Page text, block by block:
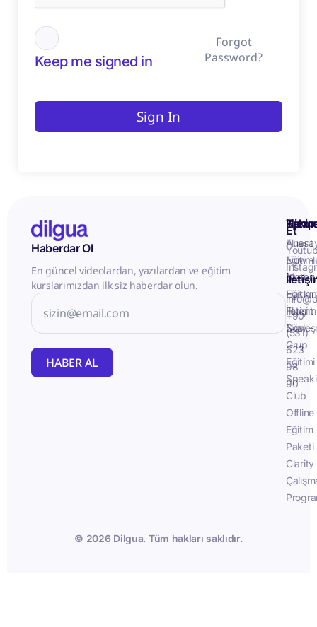
Keep me signed in
Forgot
Password?
Sign In
Haberdar Ol
En güncel videolardan, yazılardan ve eğitim
kurslarımızdan ilk siz haberdar olun.
HABER AL
İletişim
Fluent
Now -
Birebir
Eğitim
Fluent
Now -
Grup
Eğitimi
Club
Offline
Eğitim
Paketi
Clarity
Takip
Et
+90
(531)
623
98
90
© 2026 Dilgua. Tüm hakları saklıdır.